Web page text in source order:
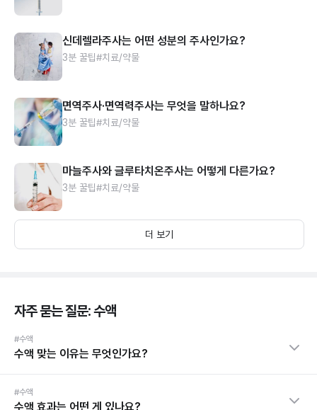
신데렐라주사는 어떤 성분의 주사인가요?
3분 꿀팁#치료/약물
면역주사·면역력주사는 무엇을 말하나요?
3분 꿀팁#치료/약물
마늘주사와 글루타치온주사는 어떻게 다른가요?
3분 꿀팁#치료/약물
더 보기
자주 묻는 질문: 수액
#수액
수액 맞는 이유는 무엇인가요?
#수액
수액 효과는 어떤 게 있나요?